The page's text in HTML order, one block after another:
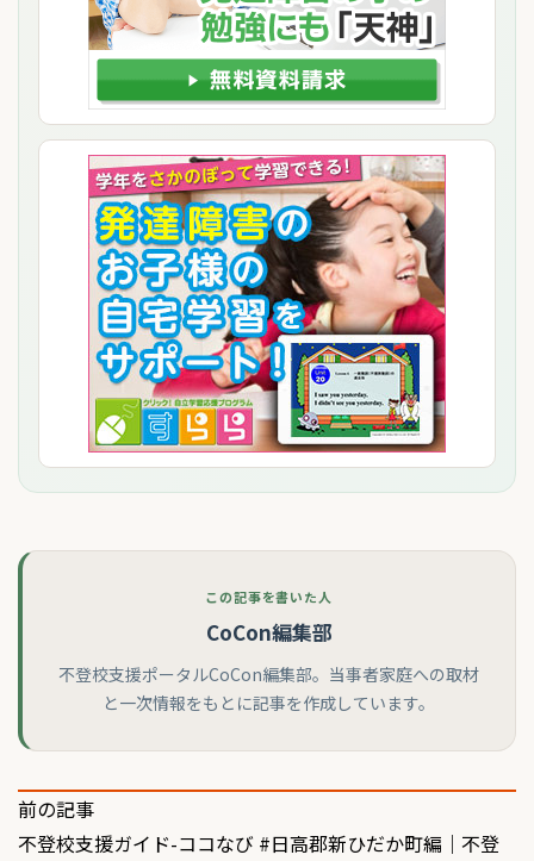
この記事を書いた人
CoCon編集部
不登校支援ポータルCoCon編集部。当事者家庭への取材
と一次情報をもとに記事を作成しています。
投
前の記事
不登校支援ガイド-ココなび #日高郡新ひだか町編｜不登